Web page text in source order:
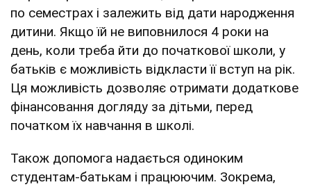
по семестрах і залежить від дати народження
дитини. Якщо їй не виповнилося 4 роки на
день, коли треба йти до початкової школи, у
батьків є можливість відкласти її вступ на рік.
Ця можливість дозволяє отримати додаткове
фінансовання догляду за дітьми, перед
початком їх навчання в школі.
Також допомога надається одиноким
студентам-батькам і працюючим. Зокрема,